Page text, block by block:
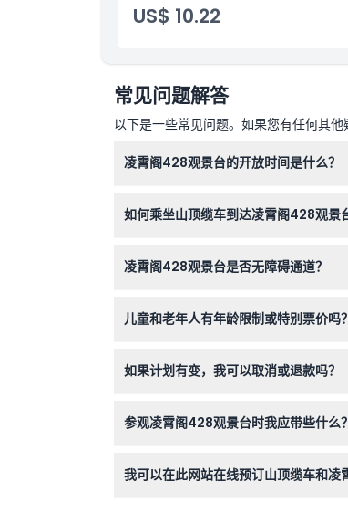
US$ 10.22
常见问题解答
以下是一些常见问题。如果您有任何其
凌霄阁428观景台的开放时间是什么？
10:00（可能会有变动——请在预订时确
如何乘坐山顶缆车到达凌霄阁428观景
凌霄阁428观景台是否无障碍通道？
儿童和老年人有年龄限制或特别票价吗？
如果计划有变，我可以取消或退款吗？
参观凌霄阁428观景台时我应带些什么？
我可以在此网站在线预订山顶缆车和凌